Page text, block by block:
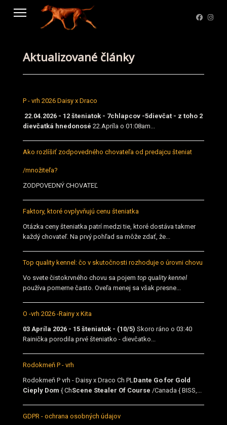
Aktualizované články
P - vrh 2026 Daisy x Draco
22.04.2026 - 12 šteniatok - 7chlapcov -5dievčat - z toho 2
dievčatká hnedonosé 22.Apríla o 01:08am...
Ako rozlíšiť zodpovedného chovateľa od predajcu šteniat
/množiteľa?
ZODPOVEDNÝ CHOVATEĽ
Faktory, ktoré ovplyvňujú cenu šteniatka
Otázka ceny šteniatka patrí medzi tie, ktoré dostáva takmer
každý chovateľ. Na prvý pohľad sa môže zdať, že...
Top quality kennel: čo v skutočnosti rozhoduje o úrovni chovu
Vo svete čistokrvného chovu sa pojem top quality kennel
používa pomerne často. Oveľa menej sa však presne...
O -vrh 2026 -Rainy x Kita
03 Apríla 2026 - 15 šteniatok - (10/5) Skoro ráno o 03:40
Rainička porodila prvé šteniatko - dievčatko...
Rodokmeň P - vrh
Rodokmeň P vrh - Daisy x Draco Ch PLDante Go for Gold
Cieply Dom { ChScene Stealer Of Course /Canada { BISS,...
GDPR - ochrana osobných údajov